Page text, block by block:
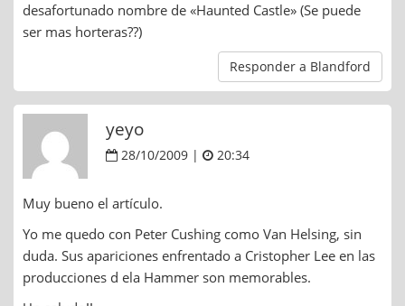
desafortunado nombre de «Haunted Castle» (Se puede
ser mas horteras??)
Responder a Blandford
yeyo
28/10/2009 | 20:34
Muy bueno el artículo.
Yo me quedo con Peter Cushing como Van Helsing, sin
duda. Sus apariciones enfrentado a Cristopher Lee en las
producciones d ela Hammer son memorables.